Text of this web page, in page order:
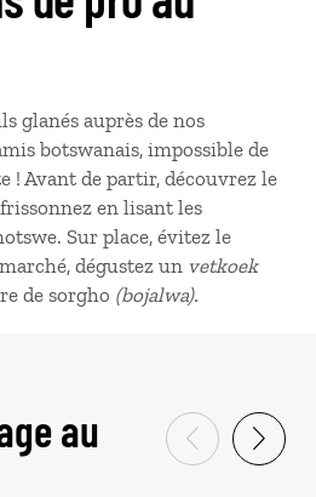
glanés auprès de nos
botswanais, impossible de
! Avant de partir, découvrez le
en lisant les
Sur place, évitez le
dégustez un vetkoek
de sorgho (bojalwa).
au